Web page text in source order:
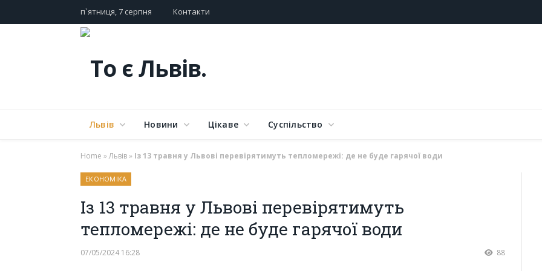
п`ятниця, 7 серпня Контакти
Львів Новини Цікаве Суспільство
Home »Львів» Із 13 травня у Львові перевірятимуть тепломережі: де не буде гарячої води
ЕКОНОМІКА
Із 13 травня у Львові перевірятимуть
тепломережі: де не буде гарячої води
07/05/2024 16:28 88